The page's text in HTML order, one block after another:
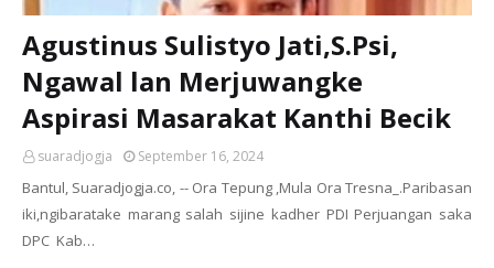
Agustinus Sulistyo Jati,S.Psi,
Ngawal lan Merjuwangke
Aspirasi Masarakat Kanthi Becik
suaradjogja September 16, 2024
Bantul, Suaradjogja.co, -- Ora Tepung ,Mula Ora Tresna_.Paribasan
iki,ngibaratake marang salah sijine kadher PDI Perjuangan saka
DPC Kab…